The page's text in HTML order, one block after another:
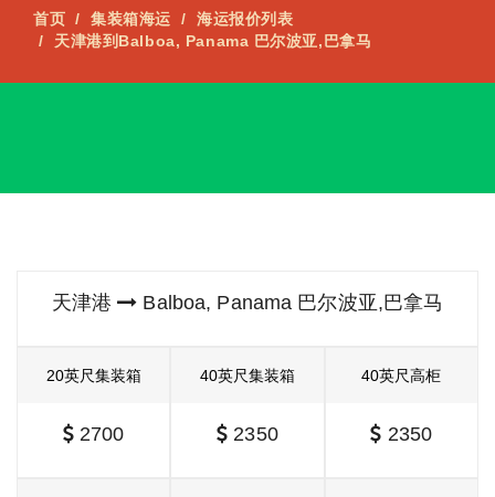
首页 集装箱海运
海运报价列表
天津港到Balboa, Panama 巴尔波亚,巴拿马
天津港 Balboa, Panama 巴尔波亚,巴拿马
20英尺集装箱
2700
40英尺集装箱
2350
40英尺高柜
2350